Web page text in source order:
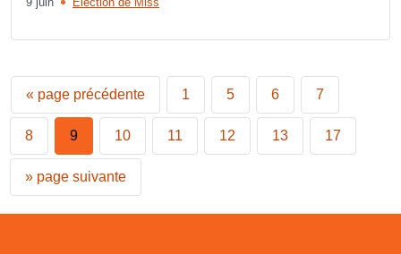
« page précédente 1 5 6 7
8 9 10 11 12 13 17
» page suivante